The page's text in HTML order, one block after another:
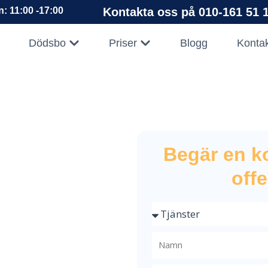
11:00 -17:00 Kontakta oss på 010-161 51
Företag
Dödsbo Öppna Dödsbo
Priser Öppna PriserBlogg
Begär en